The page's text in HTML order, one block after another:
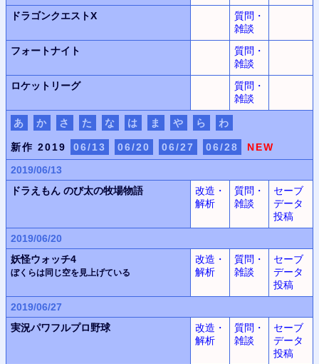
ドラゴンクエストX
質問・
雑談
フォートナイト
質問・
雑談
ロケットリーグ
質問・
雑談
あ か さ た な は ま や ら わ
新作 2019 06/13 06/20 06/27 06/28
NEW
2019/06/13
ドラえもん のび太の牧場物語
改造・
解析
質問・
雑談
セーブ
データ
投稿
2019/06/20
妖怪ウォッチ4
ぼくらは同じ空を見上げている
改造・
解析
質問・
雑談
セーブ
データ
投稿
2019/06/27
実況パワフルプロ野球
改造・
解析
質問・
雑談
セーブ
データ
投稿